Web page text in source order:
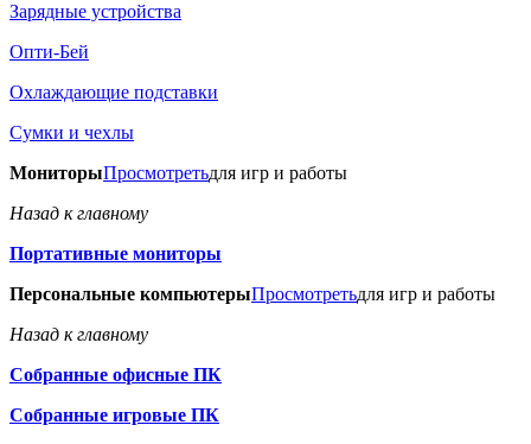
Зарядные устройства
Опти-Бей
Охлаждающие подставки
Сумки и чехлы
МониторыПросмотретьдля игр и работы
Назад к главному
Портативные мониторы
Персональные компьютерыПросмотретьдля игр и работы
Назад к главному
Собранные офисные ПК
Собранные игровые ПК